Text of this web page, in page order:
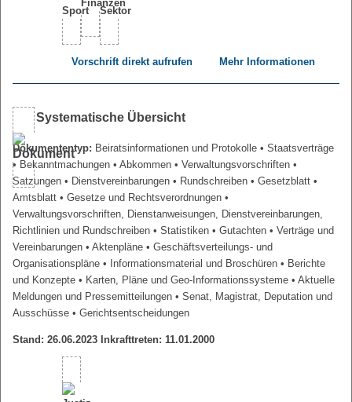
Vorschrift direkt aufrufen Mehr Informationen
Systematische Übersicht
Dokumententyp: Beiratsinformationen und Protokolle • Staatsverträge
• Bekanntmachungen • Abkommen • Verwaltungsvorschriften •
Satzungen • Dienstvereinbarungen • Rundschreiben • Gesetzblatt •
Amtsblatt • Gesetze und Rechtsverordnungen •
Verwaltungsvorschriften, Dienstanweisungen, Dienstvereinbarungen,
Richtlinien und Rundschreiben • Statistiken • Gutachten • Verträge und
Vereinbarungen • Aktenpläne • Geschäftsverteilungs- und
Organisationspläne • Informationsmaterial und Broschüren • Berichte
und Konzepte • Karten, Pläne und Geo-Informationssysteme • Aktuelle
Meldungen und Pressemitteilungen • Senat, Magistrat, Deputation und
Ausschüsse • Gerichtsentscheidungen
Stand: 26.06.2023 Inkrafttreten: 11.01.2000